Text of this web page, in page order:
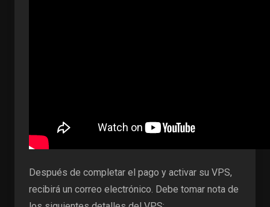
Después de completar el pago y activar su VPS,
recibirá un correo electrónico. Debe tomar nota de